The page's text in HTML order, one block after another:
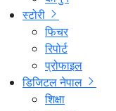
स्टोरी
फिचर
रिपोर्ट
प्रोफाइल
डिजिटल नेपाल
शिक्षा